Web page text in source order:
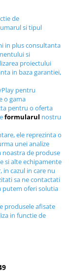
de
si tipul
in plus consultanta
si
proiectului
in baza garantiei,
pentru
o gama
pentru o oferta
formularul nostru
ele reprezinta o
unei analize
noastra de produse
si alte echipamente
cazul in care nu
sa ne contactati
putem oferi solutia
produsele afisate
in functie de